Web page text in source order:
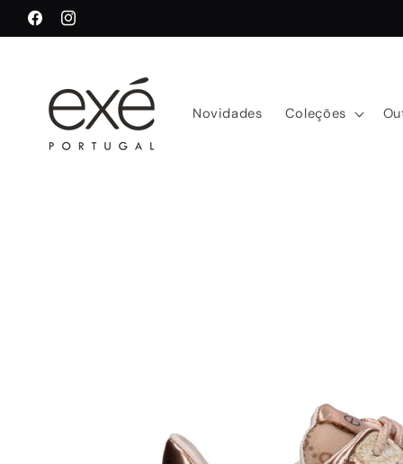
para o
conteúdo
FacebookInstagram
Novidades Coleções